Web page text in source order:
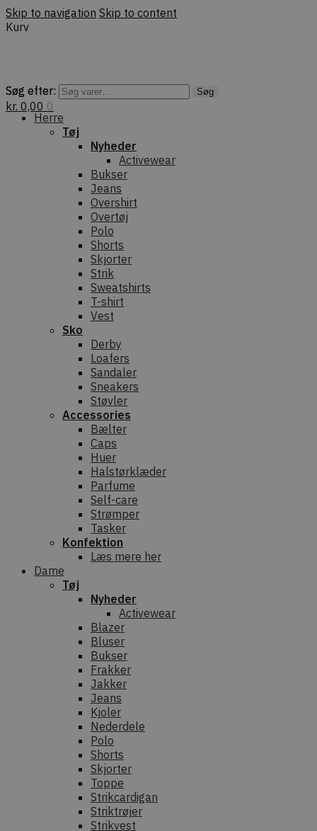
Skip to navigation Skip to content
Kurv
Søg efter: Søg
kr. 0,00 0
Søg efter: Søg
Herre
Tøj
Nyheder
Activewear
Bukser
Jeans
Overshirt
Overtøj
Polo
Shorts
Skjorter
Strik
Sweatshirts
T-shirt
Vest
Sko
Derby
Loafers
Sandaler
Sneakers
Støvler
Accessories
Bælter
Caps
Huer
Halstørklæder
Parfume
Self-care
Strømper
Tasker
Konfektion
Læs mere her
Dame
Tøj
Nyheder
Activewear
Blazer
Bluser
Bukser
Frakker
Jakker
Jeans
Kjoler
Nederdele
Polo
Shorts
Skjorter
Toppe
Strikcardigan
Striktrøjer
Strikvest